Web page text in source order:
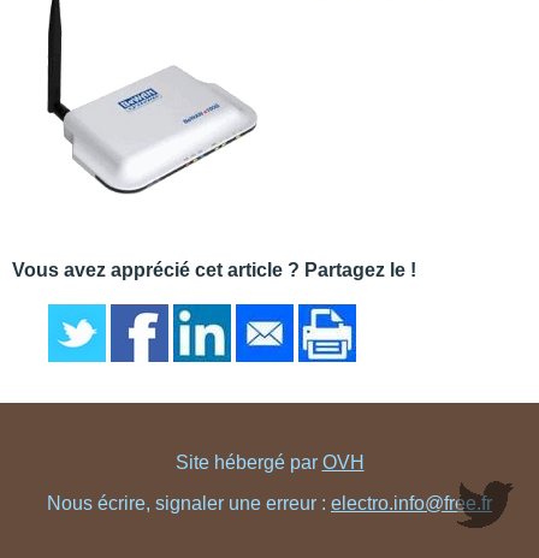
Vous avez apprécié cet article ? Partagez le !
Site hébergé par OVH
Nous écrire, signaler une erreur : electro.info@free.fr